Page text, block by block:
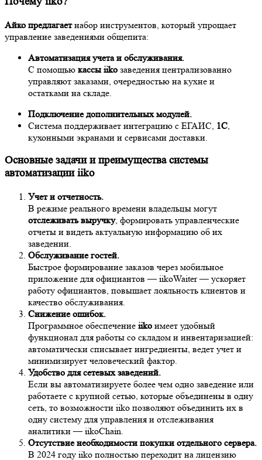
Айко предлагаетнабор инструментов, который упрощает
управление заведениями общепита:
Автоматизация учета и обслуживания.
С помощью кассы iiko заведения централизованно
управляют заказами, очередностью на кухне и
остатками на складе.
Подключение дополнительных модулей.
Система поддерживает интеграцию с ЕГАИС, 1С
кухонными экранами и сервисами доставки.
Основные задачи и преимущества системы
автоматизации iiko
Учет и отчетность.
В режиме реального времени владельцы могут
отслеживать выручку, формировать управленческие
отчеты и видеть актуальную информацию об их
заведении.
Обслуживание гостей.
Быстрое формирование заказов через мобильное
приложение для официантов — iikoWaiter — ускоряет
работу официантов, повышает лояльность клиентов и
качество обслуживания.
Снижение ошибок.
Программное обеспечение iiko имеет удобный
функционал для работы со складом и инвентаризацией:
автоматически списывает ингредиенты, ведет учет и
минимизирует человеческий фактор.
Удобство для сетевых заведений.
Если вы автоматизируете более чем одно заведение или
работаете с крупной сетью, которые объединены в одну
сеть, то возможности iiko позволяют объединить их в
одну систему для управления и отслеживания
аналитики — iikoChain.
Отсутствие необходимости покупки отдельного сервера.
В 2024 году iiko полностью переходит на лицензию